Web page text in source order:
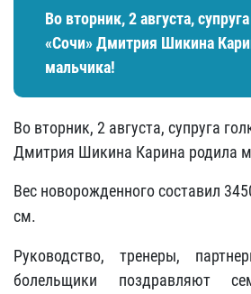
​Во вторник, 2 августа,
«Сочи» Дмитрия Шикина
мальчика!
​Во вторник, 2 августа, супруга
Дмитрия Шикина Карина родила
Вес новорожденного составил
см.
Руководство, тренеры,
болельщики поздравляют